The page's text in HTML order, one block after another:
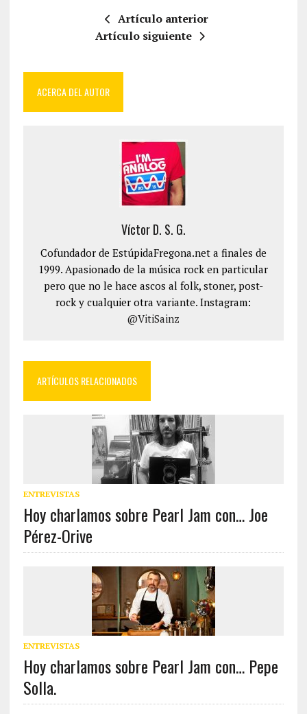
Artículo anterior
Artículo siguiente
ACERCA DEL AUTOR
Víctor D. S. G.
Cofundador de EstúpidaFregona.net a finales de
1999. Apasionado de la música rock en particular
pero que no le hace ascos al folk, stoner, post-
rock y cualquier otra variante. Instagram:
@VitiSainz
ARTÍCULOS RELACIONADOS
ENTREVISTAS
Hoy charlamos sobre Pearl Jam con… Joe
Pérez-Orive
ENTREVISTAS
Hoy charlamos sobre Pearl Jam con… Pepe
Solla.